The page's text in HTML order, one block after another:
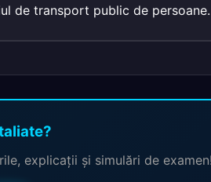
de transport public de persoane.
explicații și simulări de examen!